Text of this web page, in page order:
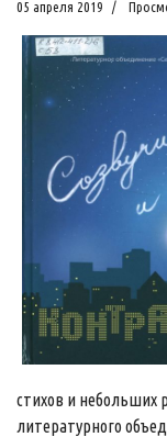
05 апреля 2019
стихов и небольших
литературного